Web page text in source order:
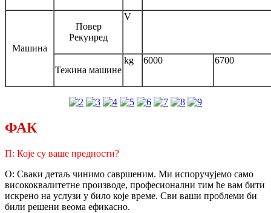
Машина
Повер
Рекуиред
V
Тежина машине
kg 6000 6700
ФАК
П: Које су ваше предности?
О: Сваки детаљ чинимо савршеним. Ми испоручујемо само
висококвалитетне производе, професионални тим ће вам бити
искрено на услузи у било које време. Сви ваши проблеми би
били решени веома ефикасно.